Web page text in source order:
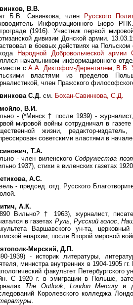
В.В.
Б.В. Савинкова, член
Русского
Информационного Бюро
(1916). Участник первой
дивизии Донской армии.
в боевых действиях на
Народной Добровольческой армии
начальником информационного
сА.А. Дикгофом-Деренталем, В.В.
властями из пределов
член Пражского
С.Д. см. Бохан-Савинкова, С.Д.
В.И.
- (*Минск † после 1939) -
мировой войны сотрудничал в
жизни, редактор-
советскими властями в
Т.А.
- член виленского Содружества
1937), стихи в виленских газетах
А.С.
- председ. отд. Русского
А.К.
Вильно? † 1963), журналист,
в газетах Руль, Русский голос,
Варшавского ун-та,
епархии; после Второй мировой
Мирский, Д.П.
1939) - историк литературы,
министра внутренних в 1904-1905
факультет Петербургского
С 1920 г. в эмиграции в Польше,
The Outlook, London Mercury и
Королевского колледжа
.